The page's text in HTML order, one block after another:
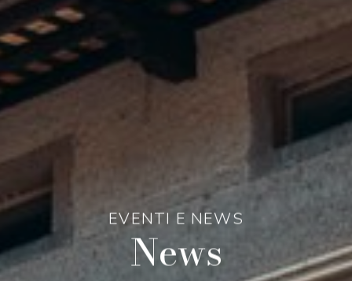
EVENTI E NEWS
News